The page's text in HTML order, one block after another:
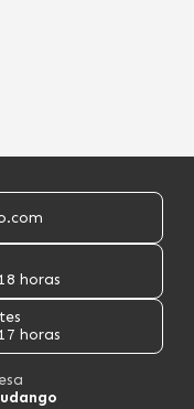
horas
horas